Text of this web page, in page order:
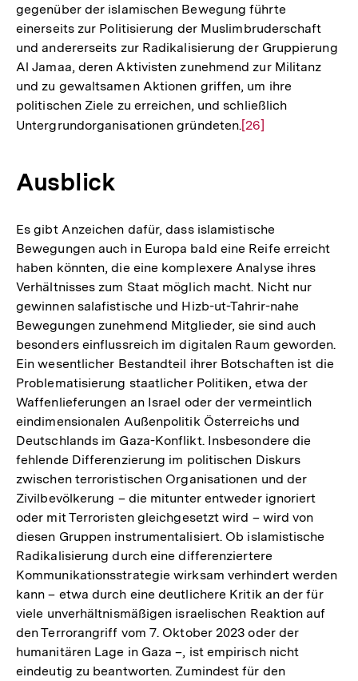
gegenüber der islamischen Bewegung führte
einerseits zur Politisierung der Muslimbruderschaft
und andererseits zur Radikalisierung der Gruppierung
Al Jamaa, deren Aktivisten zunehmend zur Militanz
und zu gewaltsamen Aktionen griffen, um ihre
politischen Ziele zu erreichen, und schließlich
Untergrundorganisationen gründeten.Zur
[26]
Ausblick
Es gibt Anzeichen dafür, dass islamistische
Bewegungen auch in Europa bald eine Reife erreicht
haben könnten, die eine komplexere Analyse ihres
Verhältnisses zum Staat möglich macht. Nicht nur
gewinnen salafistische und Hizb-ut-Tahrir-nahe
Bewegungen zunehmend Mitglieder, sie sind auch
besonders einflussreich im digitalen Raum geworden.
Ein wesentlicher Bestandteil ihrer Botschaften ist die
Problematisierung staatlicher Politiken, etwa der
Waffenlieferungen an Israel oder der vermeintlich
eindimensionalen Außenpolitik Österreichs und
Deutschlands im Gaza-Konflikt. Insbesondere die
fehlende Differenzierung im politischen Diskurs
zwischen terroristischen Organisationen und der
Zivilbevölkerung – die mitunter entweder ignoriert
oder mit Terroristen gleichgesetzt wird – wird von
diesen Gruppen instrumentalisiert. Ob islamistische
Radikalisierung durch eine differenziertere
Kommunikationsstrategie wirksam verhindert werden
kann – etwa durch eine deutlichere Kritik an der für
viele unverhältnismäßigen israelischen Reaktion auf
den Terrorangriff vom 7. Oktober 2023 oder der
humanitären Lage in Gaza –, ist empirisch nicht
eindeutig zu beantworten. Zumindest für den